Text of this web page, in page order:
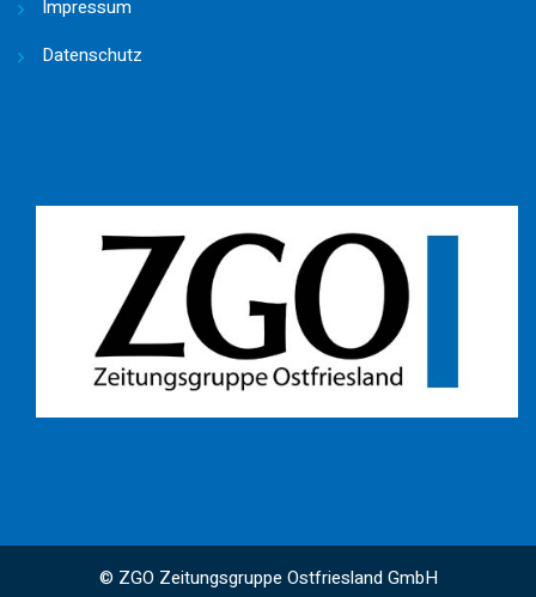
Impressum
Datenschutz
© ZGO Zeitungsgruppe Ostfriesland GmbH